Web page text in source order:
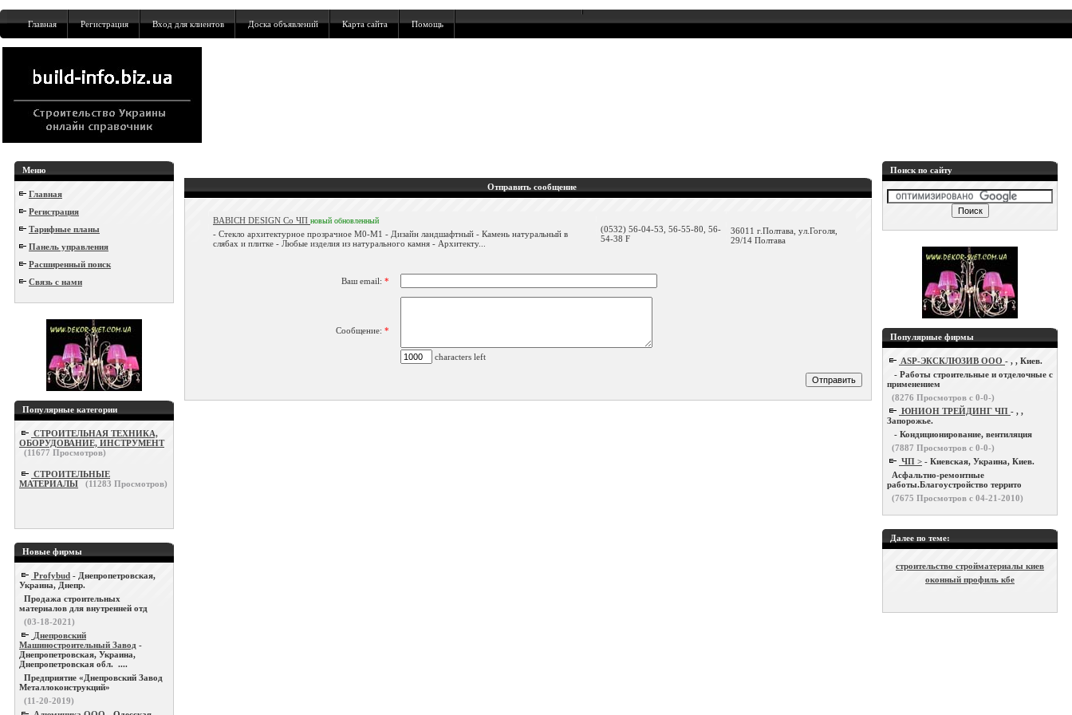
Главная Регистрация Вход для клиентов Доска объявлений Карта сайта Помощь
Меню
Главная
Регистрация
Тарифные планы
Панель управления
Расширенный поиск
Связь с нами
Популярные категории
СТРОИТЕЛЬНАЯ ТЕХНИКА,
ОБОРУДОВАНИЕ, ИНСТРУМЕНТ
(11677 Просмотров)
СТРОИТЕЛЬНЫЕ
МАТЕРИАЛЫ
(11283 Просмотров)
Новые фирмы
Profybud - Днепропетровская,
Украина, Днепр.
Продажа строительных
материалов для внутренней отд
(03-18-2021)
Днепровский
Машиностроительный Завод -
Днепропетровская, Украина,
Днепропетровская обл. ....
Предприятие «Днепровский Завод
Металлоконструкций»
(11-20-2019)
Отправить сообщение
BABICH DESIGN Co ЧП новый обновленный
- Стекло архитектурное прозрачное М0-М1 - Дизайн ландшафтный - Камень натуральный в
слябах и плитке - Любые изделия из натурального камня - Архитекту...
(0532) 56-04-53, 56-55-80, 56-
54-38 F
36011 г.Полтава, ул.Гоголя,
29/14 Полтава
Ваш email: *
Сообщение: *
characters left
Поиск по сайту
Популярные фирмы
ASP-ЭКСКЛЮЗИВ ООО - , , Киев.
- Работы строительные и отделочные с
применением
(8276 Просмотров с 0-0-)
ЮНИОН ТРЕЙДИНГ ЧП - , ,
Запорожье.
- Кондиционирование, вентиляция
(7887 Просмотров с 0-0-)
ЧП > - Киевская, Украина, Киев.
Асфальтно-ремонтные
работы.Благоустройство террито
(7675 Просмотров с 04-21-2010)
Далее по теме:
строительство стройматериалы киев
оконный профиль кбе